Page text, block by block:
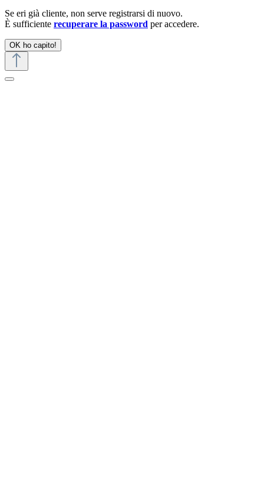
Se eri già cliente, non serve registrarsi di nuovo.
È sufficiente recuperare la password per accedere.
OK ho capito!